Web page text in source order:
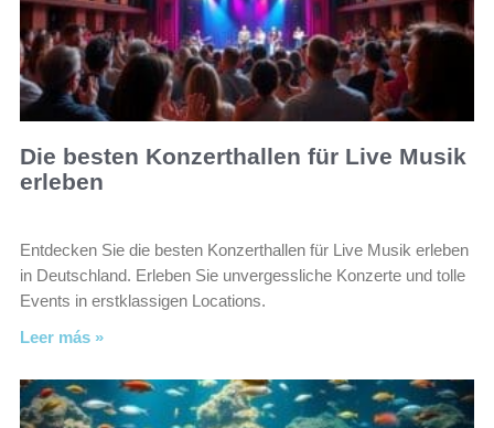
Die besten Konzerthallen für Live Musik
erleben
Entdecken Sie die besten Konzerthallen für Live Musik erleben
in Deutschland. Erleben Sie unvergessliche Konzerte und tolle
Events in erstklassigen Locations.
Leer más »